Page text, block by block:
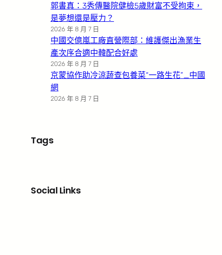
郭書真：3秀傳醫院健檢5歲財富不受拘束，
是夢想還是壓力？
2026 年 8 月 7 日
中國交億嵐工廠直營際部：維護傑出漁業生
產次序合適中韓配合好處
2026 年 8 月 7 日
京蒙協作助冷涼蔬查包養菜“一路生花”_中國
網
2026 年 8 月 7 日
Tags
Social Links